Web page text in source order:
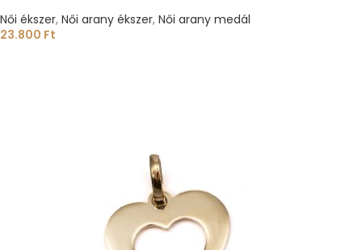
Női ékszer, Női arany ékszer, Női arany medál
23.800 Ft